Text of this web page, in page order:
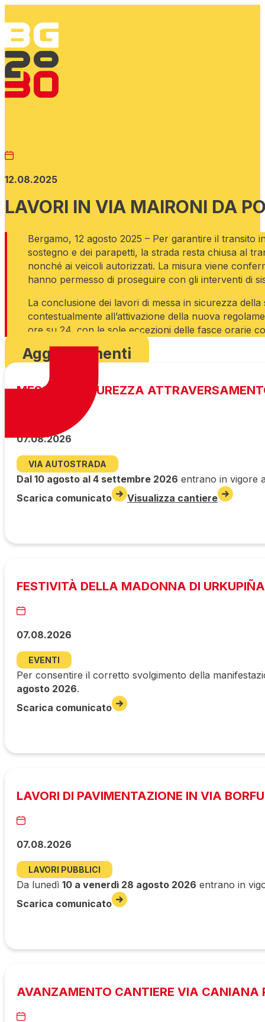
12.08.2025
LAVORI IN VIA MAIRONI DA
Bergamo, 12 agosto 2025 – Per garantire il transito
sostegno e dei parapetti, la strada resta chiusa al
nonché ai veicoli autorizzati. La misura viene
hanno permesso di proseguire con gli interventi di
La conclusione dei lavori di messa in sicurezza
contestualmente all’attivazione della nuova
ore su 24, con le sole eccezioni delle fasce orarie
Aggiornamenti
MESSA IN SICUREZZA
07.08.2026
VIA AUTOSTRADA
Dal 10 agosto al 4 settembre 2026 entrano in vigore
Scarica comunicato
Visualizza cantiere
FESTIVITÀ DELLA MADONNA DI URKUPIÑA
07.08.2026
EVENTI
Per consentire il corretto svolgimento della
agosto 2026.
Scarica comunicato
LAVORI DI PAVIMENTAZIONE IN VIA
07.08.2026
LAVORI PUBBLICI
Da lunedì 10 a venerdì 28 agosto 2026 entrano in
Scarica comunicato
AVANZAMENTO CANTIERE VIA CANIANA